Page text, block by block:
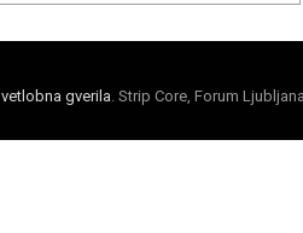
gverila . Strip Core, Forum